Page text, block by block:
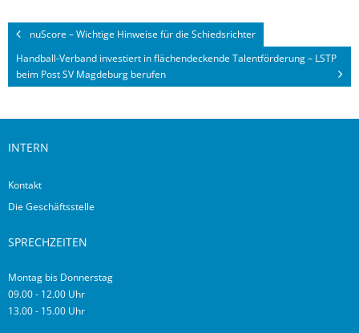
nuScore – Wichtige Hinweise für die Schiedsrichter
Handball-Verband investiert in flächendeckende Talentförderung – LSTP
beim Post SV Magdeburg berufen
INTERN
Kontakt
Die Geschäftsstelle
SPRECHZEITEN
Montag bis Donnerstag
09.00 - 12.00 Uhr
13.00 - 15.00 Uhr